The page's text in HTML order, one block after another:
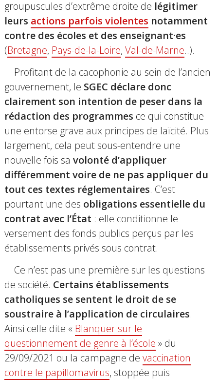
groupuscules d’extrême droite de légitimer
leurs actions parfois violentes notamment
contre des écoles et des enseignant·es
(Bretagne, Pays-de-la-Loire, Val-de-Marne..).
Profitant de la cacophonie au sein de l’ancien
gouvernement, le SGEC déclare donc
clairement son intention de peser dans la
rédaction des programmes ce qui constitue
une entorse grave aux principes de laïcité. Plus
largement, cela peut sous-entendre une
nouvelle fois sa volonté d’appliquer
différemment voire de ne pas appliquer du
tout ces textes réglementaires. C’est
pourtant une des obligations essentielle du
contrat avec l’État : elle conditionne le
versement des fonds publics perçus par les
établissements privés sous contrat.
Ce n’est pas une première sur les questions
de société. Certains établissements
catholiques se sentent le droit de se
soustraire à l’application de circulaires.
Ainsi celle dite « Blanquer sur le
questionnement de genre à l’école » du
29/09/2021 ou la campagne de vaccination
contre le papillomavirus, stoppée puis